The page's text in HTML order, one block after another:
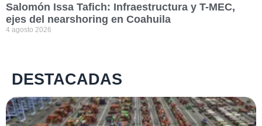
Salomón Issa Tafich: Infraestructura y T-MEC,
ejes del nearshoring en Coahuila
4 agosto 2026
DESTACADAS